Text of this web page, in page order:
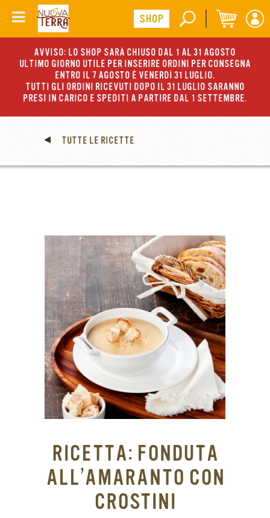
AVVISO: LO SHOP SARÀ CHIUSO DAL 1 AL 31 AGOSTO
ULTIMO GIORNO UTILE PER INSERIRE ORDINI PER CONSEGNA
ENTRO IL 7 AGOSTO È VENERDÌ 31 LUGLIO.
TUTTI GLI ORDINI RICEVUTI DOPO IL 31 LUGLIO SARANNO
PRESI IN CARICO E SPEDITI A PARTIRE DAL 1 SETTEMBRE.
TUTTE LE RICETTE
RICETTA: FONDUTA
ALL’AMARANTO CON
CROSTINI